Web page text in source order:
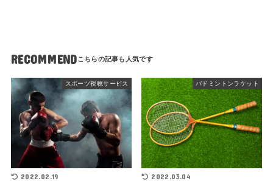
RECOMMEND
スポーツ視聴サービス
2022.02.19
バドミントンラケット
2022.03.04